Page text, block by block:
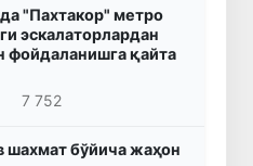
"Пахтакор" метро
эскалаторлардан
фойдаланишга қайта
7 752
бўйича жаҳон